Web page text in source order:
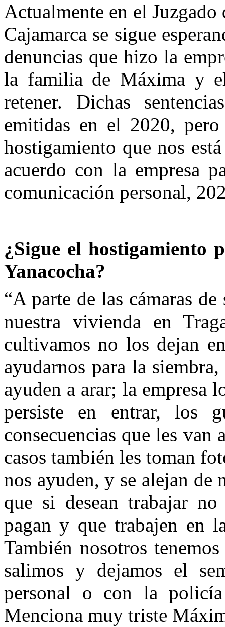
Actualmente en el
Cajamarca se sigue
denuncias que hizo la
la familia de Máxima y
retener. Dichas
emitidas en el 2020,
hostigamiento que nos
acuerdo con la empresa
comunicación personal,
¿Sigue el hostigamiento
Yanacocha?
“A parte de las cámaras
nuestra vivienda en
cultivamos no los dejan
ayudarnos para la
ayuden a arar; la empresa
persiste en entrar, los
consecuencias que les van
casos también les toman
nos ayuden, y se alejan de
que si desean trabajar
pagan y que trabajen en
También nosotros
salimos y dejamos el
personal o con la
Menciona muy triste